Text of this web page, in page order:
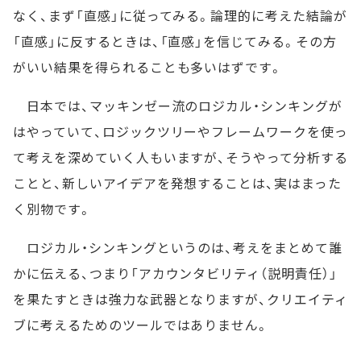
なく、まず「直感」に従ってみる。論理的に考えた結論が
「直感」に反するときは、「直感」を信じてみる。その方
がいい結果を得られることも多いはずです。
日本では、マッキンゼー流のロジカル・シンキングが
はやっていて、ロジックツリーやフレームワークを使っ
て考えを深めていく人もいますが、そうやって分析する
ことと、新しいアイデアを発想することは、実はまった
く別物です。
ロジカル・シンキングというのは、考えをまとめて誰
かに伝える、つまり「アカウンタビリティ（説明責任）」
を果たすときは強力な武器となりますが、クリエイティ
ブに考えるためのツールではありません。